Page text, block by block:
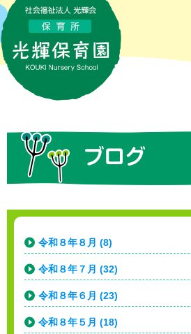
令和８年８月 (8)
令和８年７月 (32)
令和８年６月 (23)
令和８年５月 (18)